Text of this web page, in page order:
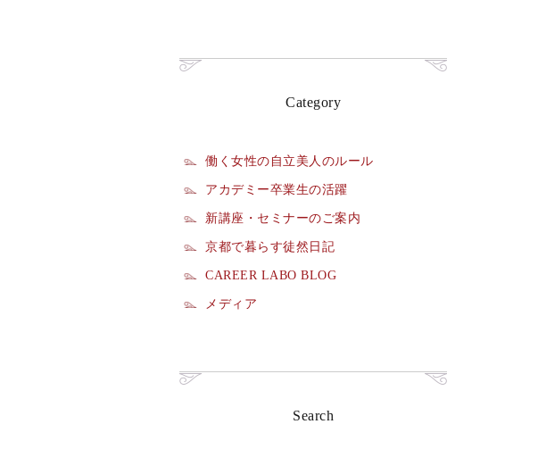
Category
働く女性の自立美人のルール
アカデミー卒業生の活躍
新講座・セミナーのご案内
京都で暮らす徒然日記
CAREER LABO BLOG
メディア
Search